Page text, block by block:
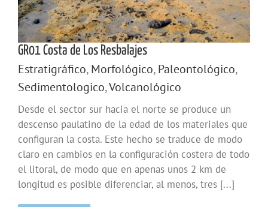
GR01 Costa de Los Resbalajes
Estratigráfico,Morfológico,Paleontológico,
Sedimentologico,Volcanológico
Desde el sector sur hacia el norte se produce un
descenso paulatino de la edad de los materiales que
configuran la costa. Este hecho se traduce de modo
claro en cambios en la configuración costera de todo
el litoral, de modo que en apenas unos 2 km de
longitud es posible diferenciar, al menos, tres [...]